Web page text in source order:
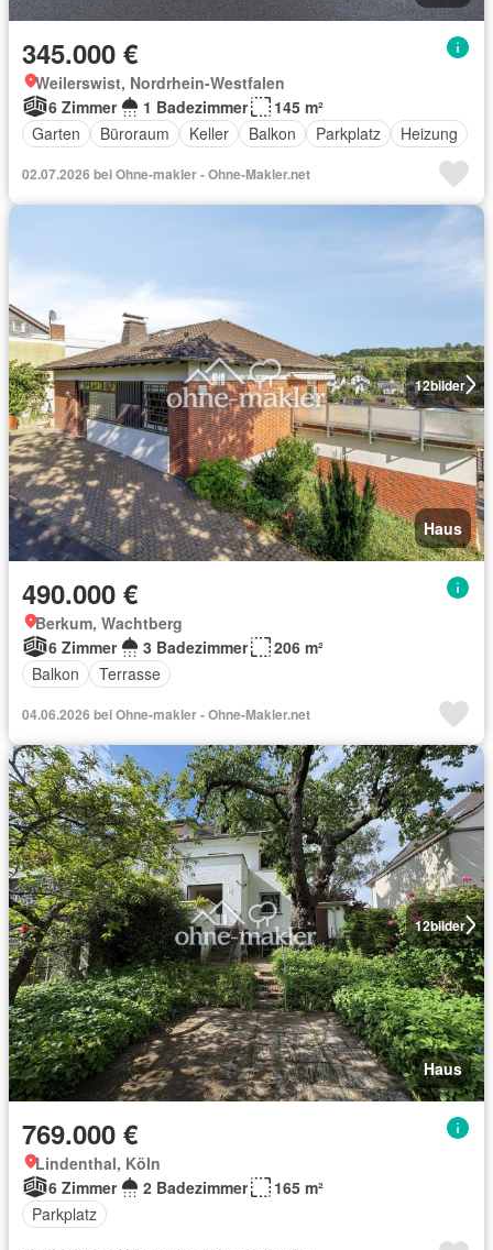
345.000 €
Weilerswist, Nordrhein-Westfalen
6 Zimmer
1 Badezimmer
145 m²
Garten
Büroraum Keller Balkon Parkplatz Heizung
02.07.2026 bei Ohne-makler - Ohne-Makler.net
12bilder
Haus
490.000 €
Berkum, Wachtberg
6 Zimmer
3 Badezimmer
206 m²
Balkon
Terrasse
04.06.2026 bei Ohne-makler - Ohne-Makler.net
12bilder
Haus
769.000 €
Lindenthal, Köln
6 Zimmer
2 Badezimmer
165 m²
Parkplatz